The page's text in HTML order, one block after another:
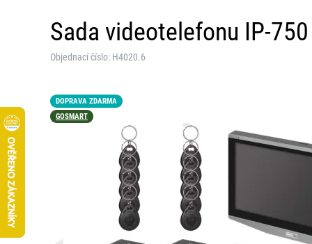
Sada videotelefonu IP-
Objednací číslo: H4020.6
DOPRAVA ZDARMA
GOSMART